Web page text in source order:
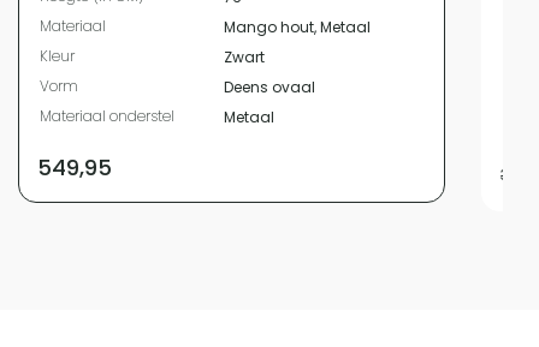
Materiaal
Mango hout, Metaal
Kleur
Zwart
Vorm
Deens ovaal
Materiaal onderstel
Metaal
549,95